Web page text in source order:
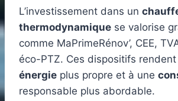
L’investissement dans un
thermodynamique se valorise
comme MaPrimeRénov’, CEE,
éco-PTZ. Ces dispositifs rendent
énergie plus propre et à une
responsable plus abordable.